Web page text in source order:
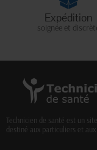
Expédition
soignée et
Technicien de santé est un
destiné aux particuliers et